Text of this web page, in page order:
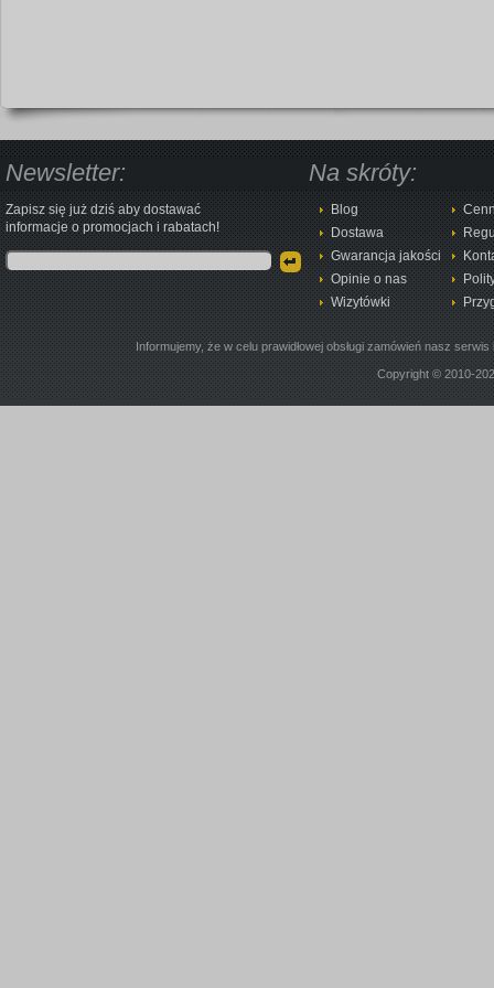
Newsletter:
Zapisz się już dziś aby dostawać
informacje o promocjach i rabatach!
Na skróty:
Blog
Dostawa
Gwarancja jakości
Opinie o nas
Wizytówki
Informujemy, że w celu prawidłowej obsługi zamówień nasz
Copyright © 2010-